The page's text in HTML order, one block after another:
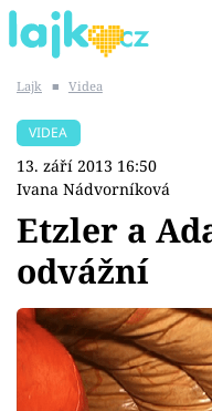
SHOPAHOLICADEL
Témata
Showbyznys
Youtubeři
Lajk ■ Videa
VIDEA
13. září 2013 16:50
Ivana Nádvorníková
Etzler a
odvážní